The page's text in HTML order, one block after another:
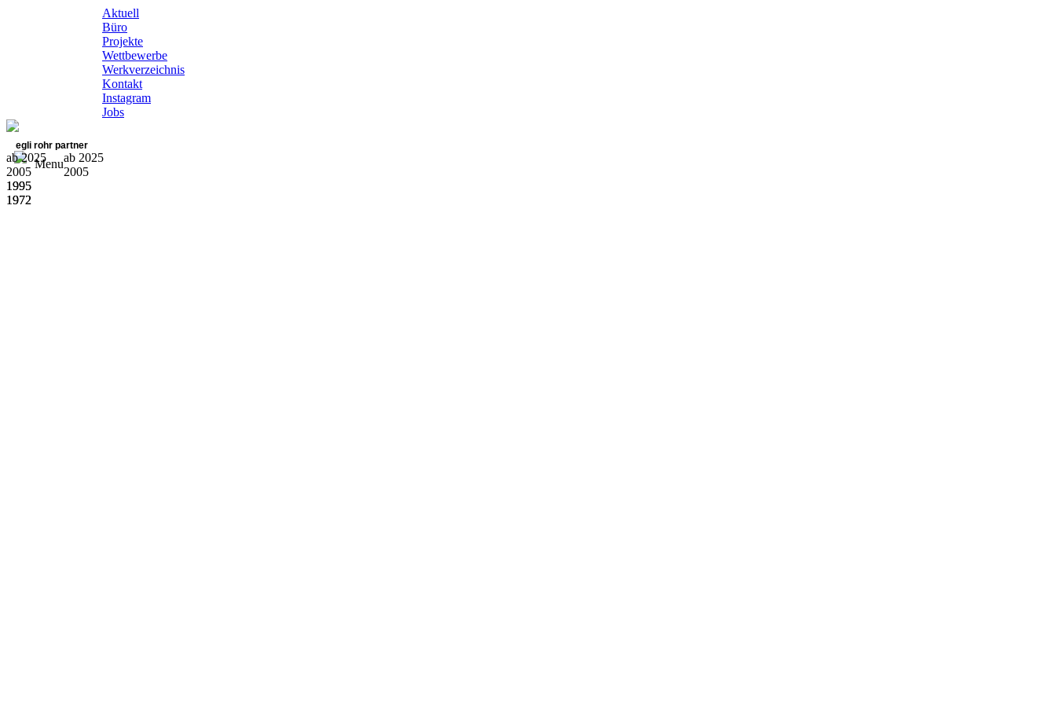
Aktuell
Büro
Projekte
Wettbewerbe
Werkverzeichnis
Kontakt
Instagram
Jobs
egli rohr partner
Menu
ab 2025
2005
1995
1972
ab 2025
2005
1995
1972